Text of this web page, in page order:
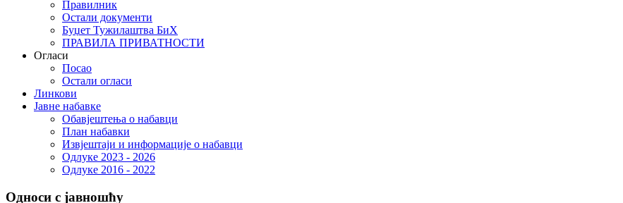
Правилник
Остали документи
Буџет Тужилаштва БиХ
ПРАВИЛА ПРИВАТНОСТИ
Огласи
Посао
Остали огласи
Линкови
Јавне набавке
Обавјештења о набавци
План набавки
Извјештаји и информације о набавци
Одлуке 2023 - 2026
Одлуке 2016 - 2022
Односи с јавношћу